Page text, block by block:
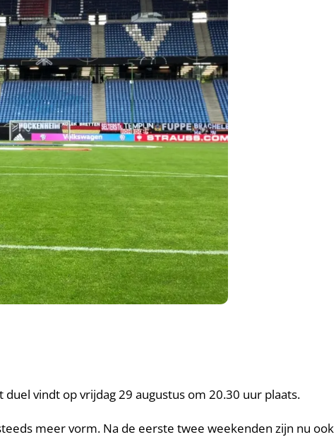
vindt op vrijdag 29 augustus om 20.30 uur plaats.
meer vorm. Na de eerste twee weekenden zijn nu